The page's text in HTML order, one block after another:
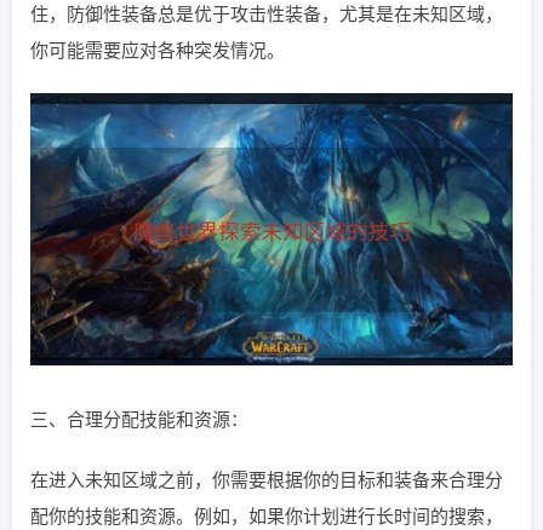
住，防御性装备总是优于攻击性装备，尤其是在未知区域，
你可能需要应对各种突发情况。
三、合理分配技能和资源：
在进入未知区域之前，你需要根据你的目标和装备来合理分
配你的技能和资源。例如，如果你计划进行长时间的搜索，